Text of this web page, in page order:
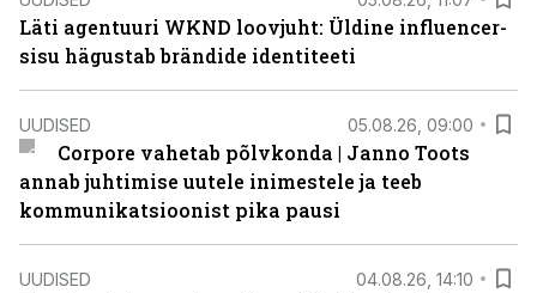
Läti agentuuri WKND loovjuht: Üldine influencer-
sisu hägustab brändide identiteeti
UUDISED 05.08.26, 09:00
Corpore vahetab põlvkonda | Janno Toots
annab juhtimise uutele inimestele ja teeb
kommunikatsioonist pika pausi
UUDISED 04.08.26, 14:10